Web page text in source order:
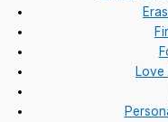
Love